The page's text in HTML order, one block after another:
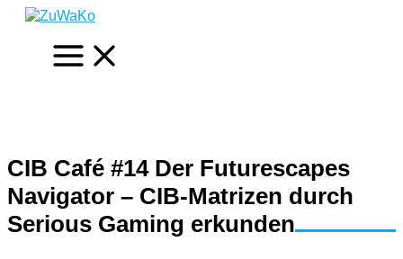
Zum
springen
CIB Café #14 Der Futurescapes
Navigator – CIB-Matrizen durch
Serious Gaming erkunden